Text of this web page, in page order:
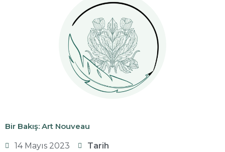
Bir Bakış: Art Nouveau
14 Mayıs 2023 Tarih